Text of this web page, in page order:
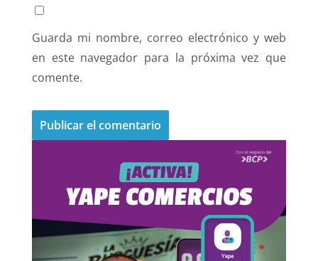
Guarda mi nombre, correo electrónico y web
en este navegador para la próxima vez que
comente.